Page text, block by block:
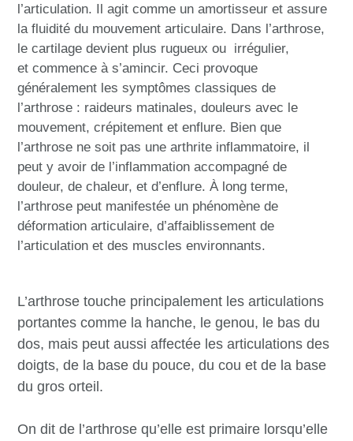
l’articulation. Il agit comme un amortisseur et assure
la fluidité du mouvement articulaire. Dans l’arthrose,
le cartilage devient plus rugueux ou irrégulier,
et commence à s’amincir. Ceci provoque
généralement les symptômes classiques de
l’arthrose : raideurs matinales, douleurs avec le
mouvement, crépitement et enflure. Bien que
l’arthrose ne soit pas une arthrite inflammatoire, il
peut y avoir de l’inflammation accompagné de
douleur, de chaleur, et d’enflure. À long terme,
l’arthrose peut manifestée un phénomène de
déformation articulaire, d’affaiblissement de
l’articulation et des muscles environnants.
L’arthrose touche principalement les articulations
portantes comme la hanche, le genou, le bas du
dos, mais peut aussi affectée les articulations des
doigts, de la base du pouce, du cou et de la base
du gros orteil.
On dit de l’arthrose qu’elle est primaire lorsqu’elle